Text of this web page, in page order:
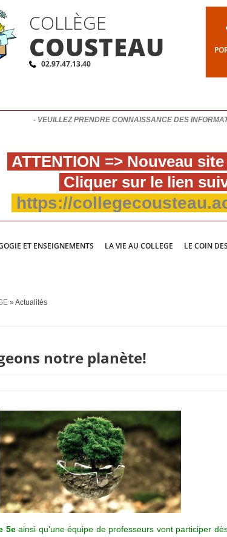
COLLÈGE
COUSTEAU
02.97.47.13.40
- VEUILLEZ PRENDRE CONNAISSANCE DES
ATTENTION => Nouveau
Cliquer sur le lien
https://
ET ENSEIGNEMENTS LA VIE AU COLLEGE LE COIN
» Actualités
notre planète!
5eainsi qu'une équipe de professeurs vont participer